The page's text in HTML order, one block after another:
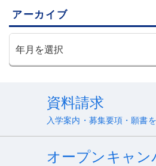
アーカイブ
資料請求
入学案内・募集要項・願書
オープンキャン